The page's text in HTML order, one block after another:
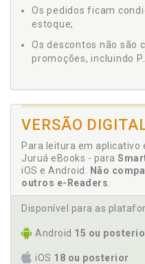
Os pedidos ficam
estoque;
Os descontos não são
promoções, incluindo
VERSÃO
Para leitura em aplicativo
Juruá eBooks - para
iOS e Android.
Não
outros e-Readers
Disponível para as
Android 15 ou
iOS 18 ou posterior